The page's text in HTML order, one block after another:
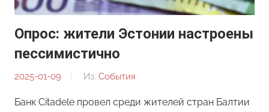
Опрос: жители Эстонии настроены
пессимистично
2025-01-09
От:
Из: События
Банк Citadele провел среди жителей стран Балтии